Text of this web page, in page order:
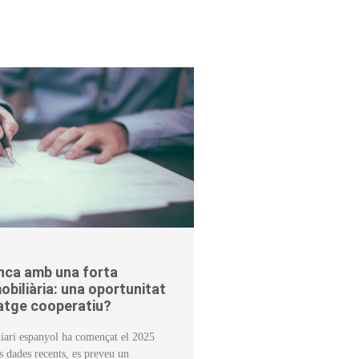
amb una forta
una oportunitat
cooperatiu?
espanyol ha començat el 2025
dades recents, es preveu un